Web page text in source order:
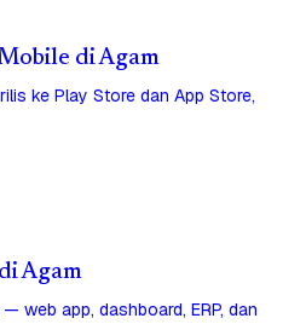
di Agam
ke Play Store dan App Store,
Agam
web app, dashboard, ERP, dan